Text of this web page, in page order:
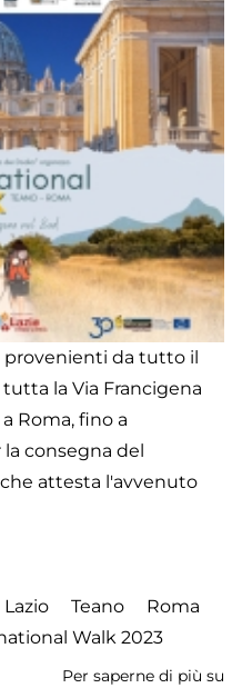
da tutto il
la Via Francigena
Roma, fino a
consegna del
attesta l'avvenuto
Teano
Roma
Walk 2023
Per saperne di più su